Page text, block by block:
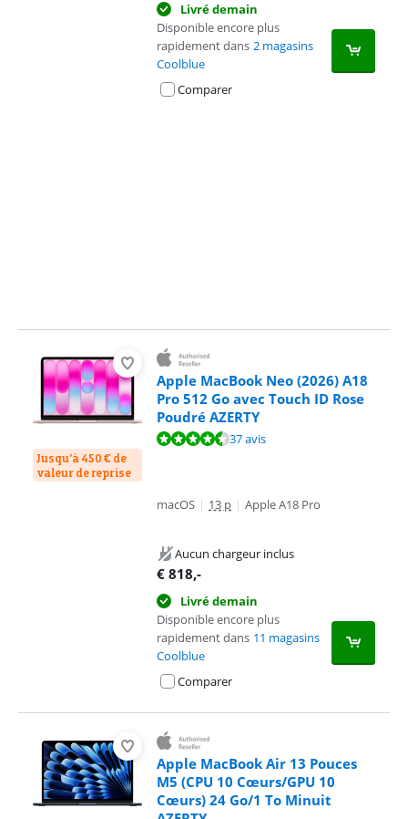
Livré demain
Disponible encore plus
rapidement dans 2 magasins
Coolblue
Comparer
Jusqu'à 450 € de
valeur de reprise
Apple MacBook Neo (2026) A18
Pro 512 Go avec Touch ID Rose
Poudré AZERTY
La note est de 9,4 sur 10, basée sur 37 avis.37 avis
macOS | 13 p | Apple A18 Pro
Aucun chargeur inclus
€ 818,-
Livré demain
Disponible encore plus
rapidement dans 11 magasins
Coolblue
Comparer
Apple MacBook Air 13 Pouces
M5 (CPU 10 Cœurs/GPU 10
Cœurs) 24 Go/1 To Minuit